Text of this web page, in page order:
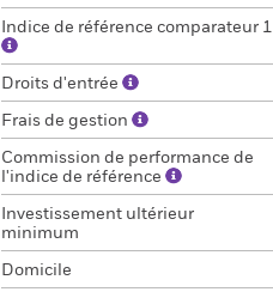
Indice de référence comparateur 1
Droits d'entrée
Frais de gestion
Commission de performance de
l'indice de référence
Investissement ultérieur
minimum
Domicile